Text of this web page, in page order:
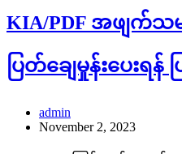
KIA/PDF အဖျက်သမ
ပြတ်ချေမှုန်းပေးရ
admin
November 2, 2023